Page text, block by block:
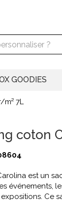
GOODIES
7L
coton
est un
événements,
Ce